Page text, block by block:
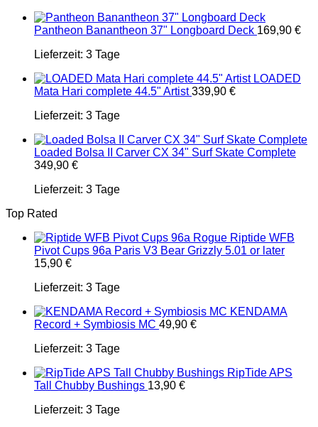
Pantheon Banantheon 37" Longboard Deck 169,90 €
Lieferzeit: 3 Tage
LOADED
Mata Hari complete 44.5" Artist 339,90 €
Lieferzeit: 3 Tage
Loaded Bolsa II Carver CX 34" Surf Skate Complete
349,90 €
Lieferzeit: 3 Tage
Top Rated
Riptide WFB
Pivot Cups 96a Paris V3 Bear Grizzly 5.01 or later
15,90 €
Lieferzeit: 3 Tage
KENDAMA
Record + Symbiosis MC 49,90 €
Lieferzeit: 3 Tage
RipTide APS
Tall Chubby Bushings 13,90 €
Lieferzeit: 3 Tage